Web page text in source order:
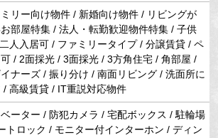
リー向け物件 / 新婚向け物件 / リビングが
部屋特集 / 法人・転勤歓迎物件特集 / 子供
人入居可 / ファミリータイプ / 分譲賃貸 / ペ
可 / 2面採光 / 3面採光 / 3方角住宅 / 角部屋 /
ナーズ / 振り分け / 南面リビング / 洗面所に
/ 高級賃貸 / IT重説対応物件
ーター / 防犯カメラ / 宅配ボックス / 駐輪場
トロック / モニター付インターホン / ディン